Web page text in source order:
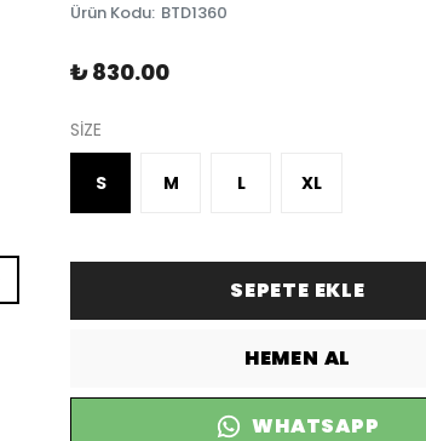
Ürün Kodu: BTD1360
₺ 830.00
SİZE
S M L XL
SEPETE EKLE
HEMEN AL
WHATSAPP